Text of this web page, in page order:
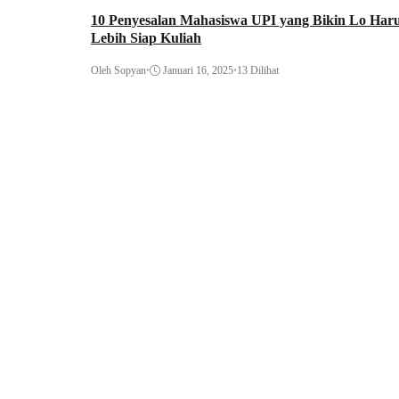
10 Penyesalan Mahasiswa UPI yang Bikin Lo
Lebih Siap Kuliah
Oleh Sopyan• Januari 16, 2025•13 Dilihat